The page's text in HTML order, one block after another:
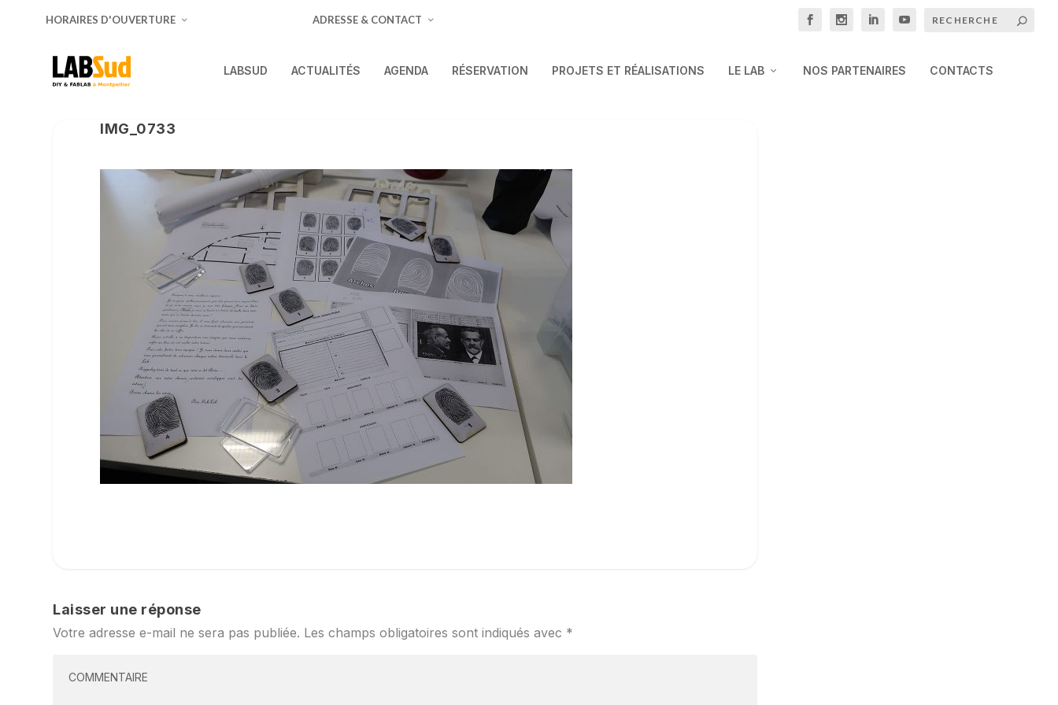
HORAIRES D'OUVERTURE ADRESSE & CONTACT
LABSUD ACTUALITÉS AGENDA RÉSERVATION PROJETS ET RÉALISATIONS LE LAB NOS PARTENAIRES CONTACTS
IMG_0733
Laisser une réponse
Votre adresse e-mail ne sera pas publiée. Les champs obligatoires sont indiqués avec *